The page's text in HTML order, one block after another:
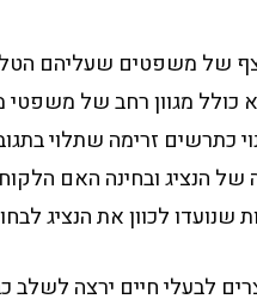
של משפטים שעליהם
כולל מגוון רחב של
כתרשים זרימה שתלוי
הנציג ובחינה האם
לכוון את הנציג
לבעלי חיים ירצה